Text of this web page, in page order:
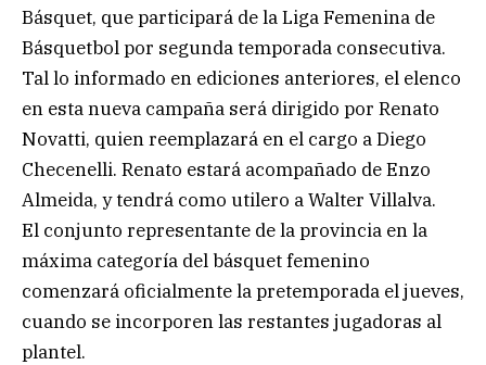
Básquet, que participará de la Liga Femenina de
Básquetbol por segunda temporada consecutiva.
Tal lo informado en ediciones anteriores, el elenco
en esta nueva campaña será dirigido por Renato
Novatti, quien reemplazará en el cargo a Diego
Checenelli. Renato estará acompañado de Enzo
Almeida, y tendrá como utilero a Walter Villalva.
El conjunto representante de la provincia en la
máxima categoría del básquet femenino
comenzará oficialmente la pretemporada el jueves,
cuando se incorporen las restantes jugadoras al
plantel.